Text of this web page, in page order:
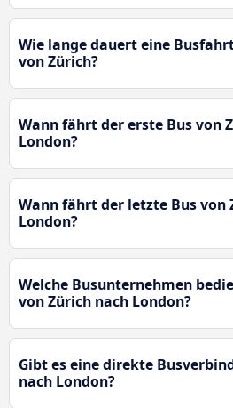
Wie lange dauert eine
von Zürich?
Wann fährt der erste Bus von
London?
Wann fährt der letzte Bus von
London?
Welche Busunternehmen
von Zürich nach London?
Gibt es eine direkte
nach London?